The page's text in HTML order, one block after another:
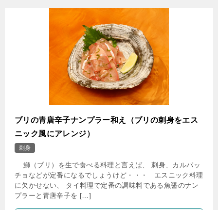
ブリの青唐辛子ナンプラー和え（ブリの刺身をエス
ニック風にアレンジ）
刺身
鰤（ブリ）を生で食べる料理と言えば、 刺身、カルパッ
チョなどが定番になるでしょうけど・・・ エスニック料理
に欠かせない、 タイ料理で定番の調味料である魚醤のナン
プラーと青唐辛子を […]